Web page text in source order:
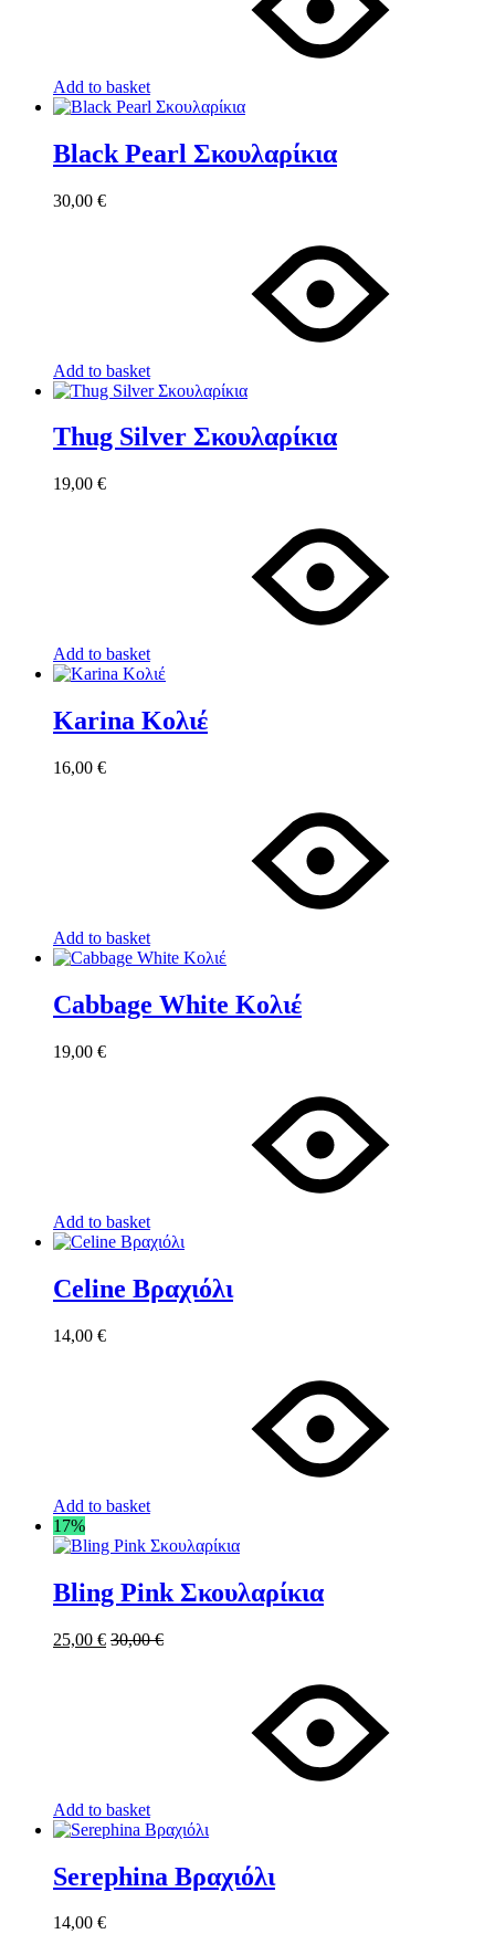
Add to basket
Black Pearl Σκουλαρίκια
30,00 €
Add to basket
Thug Silver Σκουλαρίκια
19,00 €
Add to basket
Karina Κολιέ
16,00 €
Add to basket
Cabbage White Κολιέ
19,00 €
Add to basket
Celine Βραχιόλι
14,00 €
Add to basket
17%
Bling Pink Σκουλαρίκια
25,00 € 30,00€
Add to basket
Serephina Βραχιόλι
14,00 €